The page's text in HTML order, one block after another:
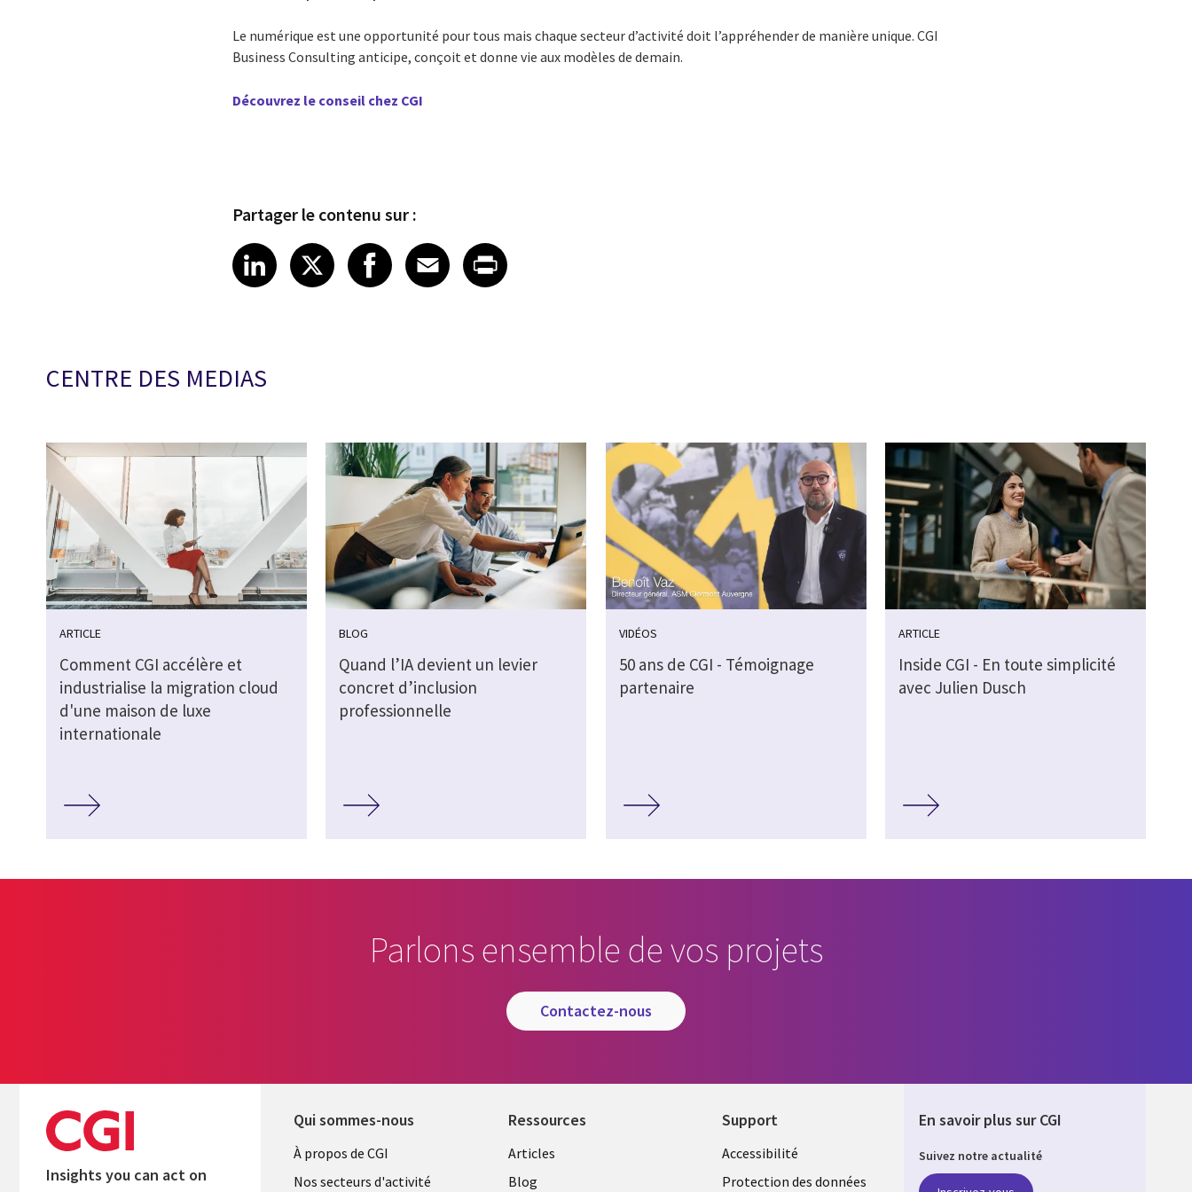
Le numérique est une opportunité pour tous mais chaque secteurd’activité doit l’appréhender de manière unique. CGI
Business Consulting anticipe, conçoit et donne vie aux modèles de demain.
Découvrez le conseil chez CGI
Partager le contenu sur :
Share article on LinkedIn
LinkedIn
Share article on X
XShare article on Facebook
Facebook
Share article on Email
Email
Share article on Print
CENTRE DES MEDIAS
ARTICLE
Comment CGI accélère et
industrialise la migration cloud
d'une maison de luxe
internationale
BLOG
Quand l’IA devient un levier
concret d’inclusion
professionnelle
VIDÉOS
50 ans de CGI - Témoignage
partenaire
ARTICLE
Inside CGI - En toute simplicité
avec Julien Dusch
Parlons ensemble de vos projets
contactez-nous
Insights you can act on
Qui sommes-nous
Useful
links
À propos de CGI
Nos secteurs d'activité
Ressources
Library
Links
Articles
Blog
Support
Legal
FRANCE
Accessibilité
Protection des données
En savoir plus sur CGI
Suivez notre actualité